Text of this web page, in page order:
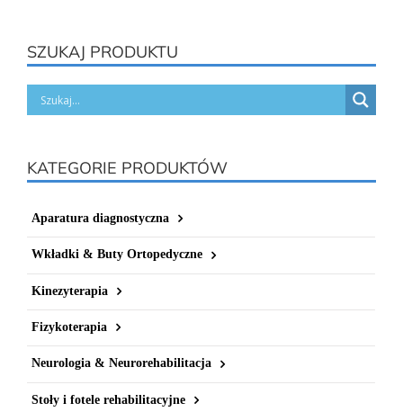
SZUKAJ PRODUKTU
KATEGORIE PRODUKTÓW
Aparatura diagnostyczna
Wkładki & Buty Ortopedyczne
Kinezyterapia
Fizykoterapia
Neurologia & Neurorehabilitacja
Stoły i fotele rehabilitacyjne